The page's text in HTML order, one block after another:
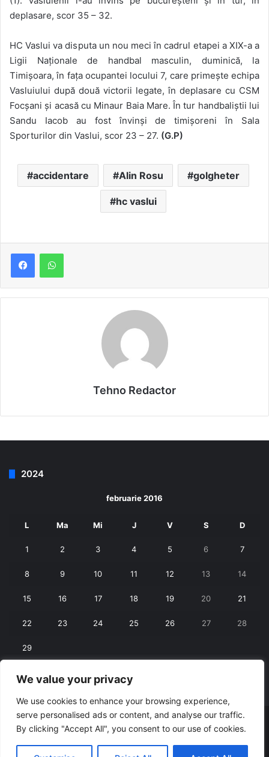
We value your privacy
We use cookies to enhance your browsing experience,
serve personalised ads or content, and analyse our traffic.
By clicking "Accept All", you consent to our use of cookies.
deplasare, scor 35 – 32.
HC Vaslui va disputa un nou meci în cadrul etapei a XIX-a a
Ligii Naționale de handbal masculin, duminică, la
Timișoara, în fața ocupantei locului 7, care primește echipa
Vasluiului după două victorii legate, în deplasare cu CSM
Focșani și acasă cu Minaur Baia Mare. În tur handbaliștii lui
Sandu Iacob au fost învinși de timișoreni în Sala
Sporturilor din Vaslui, scor 23 – 27. (G.P)
accidentare Alin Rosu golgheter
hc vaslui
Tehno Redactor
2024
februarie 2016
L Ma Mi J V S D
1 2 3 4 5 6 7
8 9 10 11 12 13 14
15 16 17 18 19 20 21
22 23 24 25 26 27 28
29
« ian. mart. »
© Copyright 2026, All Rights Reserved | RexNet